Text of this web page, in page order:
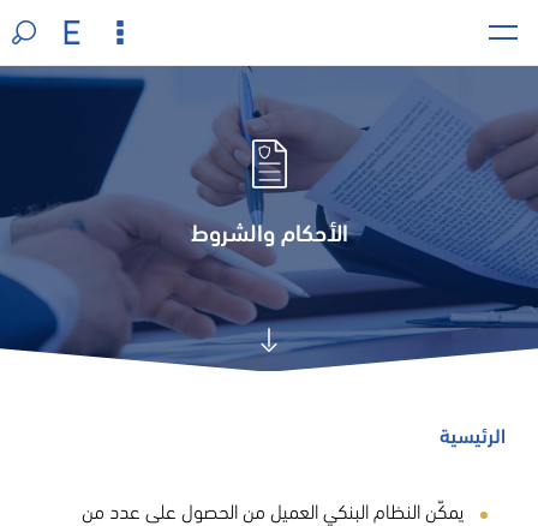
الأحكام والشروط
الرئيسية
يمكّن النظام البنكي العميل من الحصول على عدد من